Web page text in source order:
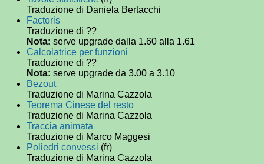
Traduzione di Daniela Bertacchi
Factoris
Traduzione di ??
Nota: serve upgrade dalla 1.60 alla 1.61
Calcolatrice per funzioni
Traduzione di ??
Nota: serve upgrade da 3.00 a 3.10
Bezout
Traduzione di Marina Cazzola
Teorema Cinese del resto
Traduzione di Marina Cazzola
Traccia animata
Traduzione di Marco Maggesi
Poliedri convessi (fr)
Traduzione di Marina Cazzola